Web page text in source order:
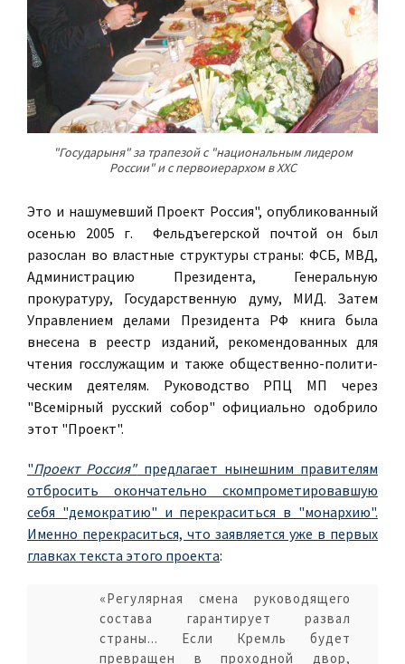
"Государыня" за трапезой с "национальным лидером
России" и с первоиерархом в ХХС
Это и нашумевший Проект Россия", опубликованный
осенью 2005 г. Фельдъегерской почтой он был
разослан во властные структуры страны: ФСБ, МВД,
Администрацию Президента, Генеральную
прокуратуру, Государственную думу, МИД. Затем
Управлением делами Президента РФ книга была
внесена в реестр изданий, рекомендованных для
чтения госслужащим и также общественно-полити­
ческим деятелям. Руководство РПЦ МП через
"Всемiрный русский собор" официально одобрило
этот "Проект".
"Проект Россия"предлагает нынешним правителям
отбросить окончательно скомпрометировавшую
себя "демократию" и перекраситься в "монархию".
Именно перекраситься, что заявляется уже в первых
главках текста этого проекта:
«Регулярная смена руководящего
состава гарантирует развал
страны... Если Кремль будет
превращен в проходной двор,